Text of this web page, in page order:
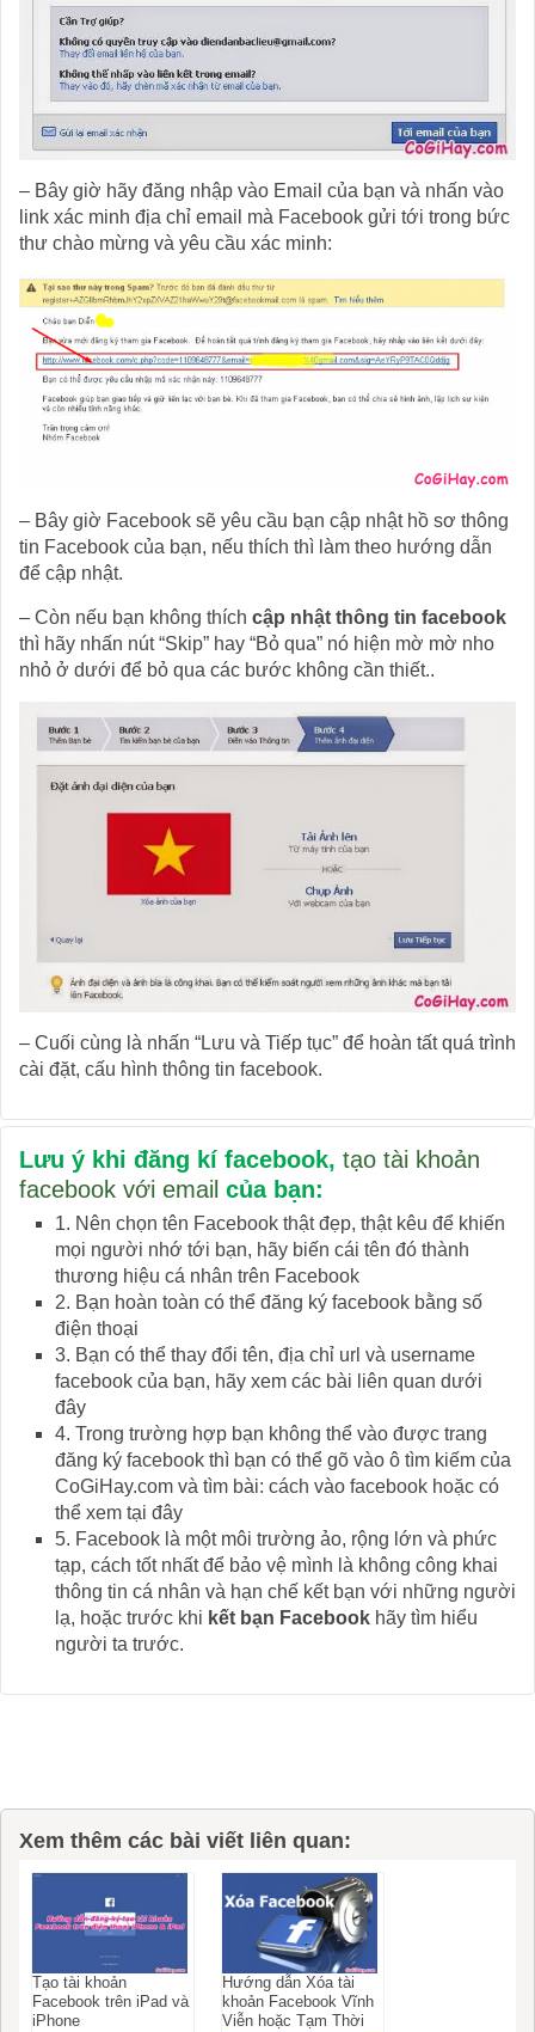
– Bây giờ hãy đăng nhập vào Email của bạn và nhấn vào
link xác minh địa chỉ email mà Facebook gửi tới trong bức
thư chào mừng và yêu cầu xác minh:
– Bây giờ Facebook sẽ yêu cầu bạn cập nhật hồ sơ thông
tin Facebook của bạn, nếu thích thì làm theo hướng dẫn
để cập nhật.
– Còn nếu bạn không thích cập nhật thông tin facebook
thì hãy nhấn nút “Skip” hay “Bỏ qua” nó hiện mờ mờ nho
nhỏ ở dưới để bỏ qua các bước không cần thiết..
– Cuối cùng là nhấn “Lưu và Tiếp tục” để hoàn tất quá trình
cài đặt, cấu hình thông tin facebook.
Lưu ý khi đăng kí facebook, tạo tài khoản
facebook với email của bạn:
1. Nên chọn tên Facebook thật đẹp, thật kêu để khiến
mọi người nhớ tới bạn, hãy biến cái tên đó thành
thương hiệu cá nhân trên Facebook
2. Bạn hoàn toàn có thể đăng ký facebook bằng số
điện thoại
3. Bạn có thể thay đổi tên, địa chỉ url và username
facebook của bạn, hãy xem các bài liên quan dưới
đây
4. Trong trường hợp bạn không thể vào được trang
đăng ký facebook thì bạn có thể gõ vào ô tìm kiếm của
CoGiHay.com và tìm bài: cách vào facebook hoặc có
thể xem tại đây
5. Facebook là một môi trường ảo, rộng lớn và phức
tạp, cách tốt nhất để bảo vệ mình là không công khai
thông tin cá nhân và hạn chế kết bạn với những người
lạ, hoặc trước khi kết bạn Facebook hãy tìm hiểu
người ta trước.
Xem thêm các bài viết liên quan:
Tạo tài khoản
Facebook trên iPad và
iPhone
Hướng dẫn Xóa tài
khoản Facebook Vĩnh
Viễn hoặc Tạm Thời